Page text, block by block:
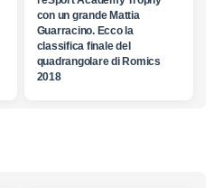
con un grande Mattia
Guarracino. Ecco la
classifica finale del
quadrangolare di Romics
2018